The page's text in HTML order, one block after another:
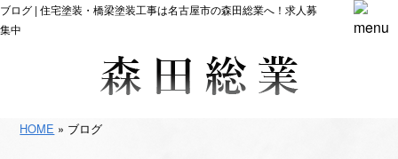
ブログ | 住宅塗装・橋梁塗装工事は名古屋市の森田総業へ！求人募
集中
HOME » ブログ